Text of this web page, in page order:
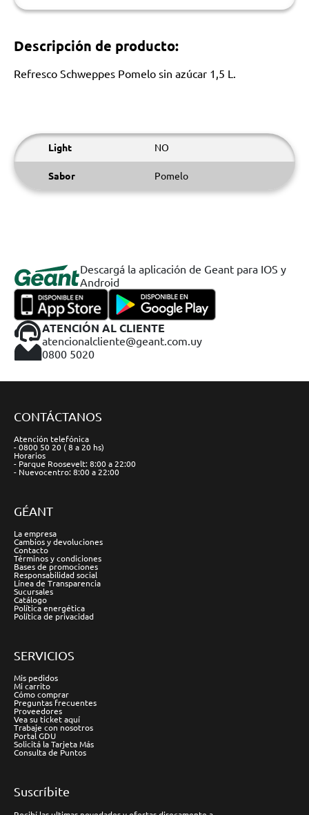
Descripción de producto:
Refresco Schweppes Pomelo sin azúcar 1,5 L.
Light NO
Sabor Pomelo
Descargá la aplicación de Geant para IOS y
Android
ATENCIÓN AL CLIENTE
atencionalcliente@geant.com.uy
0800 5020
CONTÁCTANOS
Atención telefónica
- 0800 50 20 ( 8 a 20 hs)
Horarios
- Parque Roosevelt: 8:00 a 22:00
- Nuevocentro: 8:00 a 22:00
GÉANT
La empresa
Cambios y devoluciones
Contacto
Términos y condiciones
Bases de promociones
Responsabilidad social
Línea de Transparencia
Sucursales
Catálogo
Política energética
Política de privacidad
SERVICIOS
Mis pedidos
Mi carrito
Cómo comprar
Preguntas frecuentes
Proveedores
Vea su ticket aquí
Trabaje con nosotros
Portal GDU
Solicitá la Tarjeta Más
Consulta de Puntos
Suscríbite